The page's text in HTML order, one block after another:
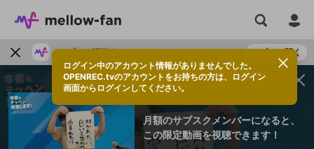
アプリで視聴する アプリで開く
月額のサブスクメンバーになると、
この限定動画を視聴できます！
ログイン中のアカウント情報がありませんでした。
OPENREC.tvのアカウントをお持ちの方は、ログイン
画面からログインしてください。